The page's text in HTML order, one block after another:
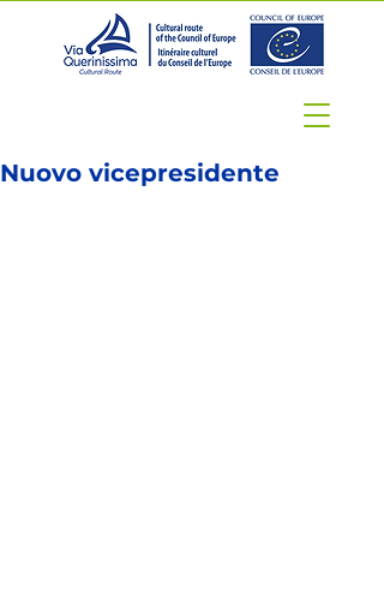
Nuovo vicepresidente